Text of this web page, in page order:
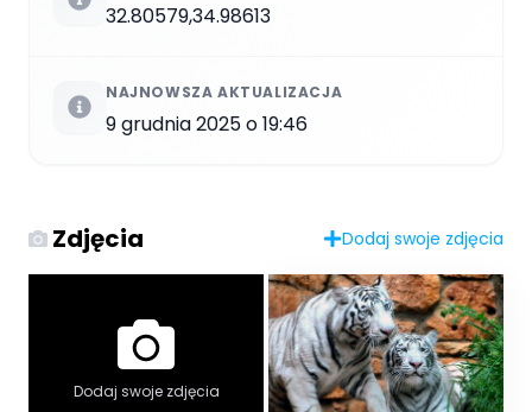
32.80579,34.98613
NAJNOWSZA AKTUALIZACJA
9 grudnia 2025 o 19:46
Zdjęcia Dodaj swoje zdjęcia
Dodaj swoje zdjęcia